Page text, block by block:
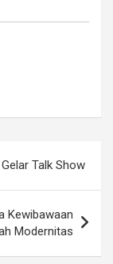
Talk Show
Kewibawaan
Modernitas